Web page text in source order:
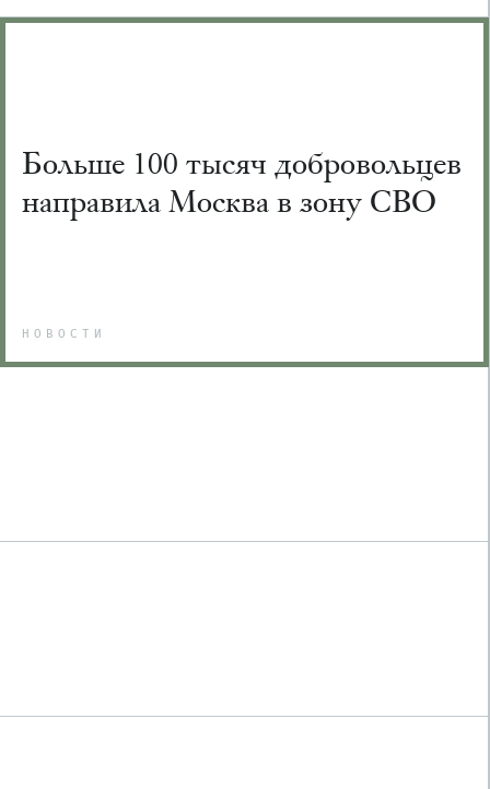
Больше 100 тысяч добровольцев
направила Москва в зону СВО
НОВОСТИ